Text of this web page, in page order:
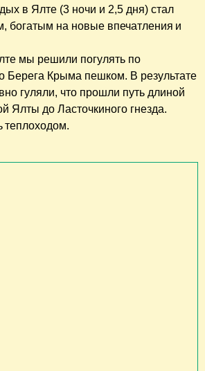
в Ялте (3 ночи и 2,5 дня) стал
богатым на новые впечатления и
мы решили погулять по
Крыма пешком. В результате
гуляли, что прошли путь длиной
Ялты до Ласточкиного гнезда.
теплоходом.